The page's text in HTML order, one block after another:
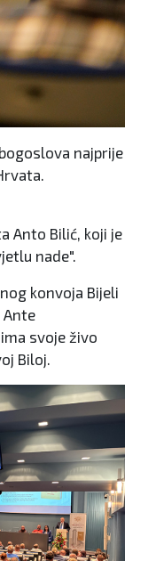
najprije
Anto Bilić, koji je
nade".
konvoja Bijeli
Ante
svoje živo
Biloj.